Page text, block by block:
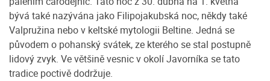
bývá také nazývána jako Filipojakubská noc, někdy také
Valpružina nebo v keltské mytologii Beltine. Jedná se
původem o pohanský svátek, ze kterého se stal postupně
lidový zvyk. Ve většině vesnic v okolí Javorníka se tato
tradice poctivě dodržuje.